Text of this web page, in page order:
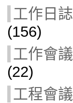
工作日誌
(156)
工作會議
(22)
工程會議